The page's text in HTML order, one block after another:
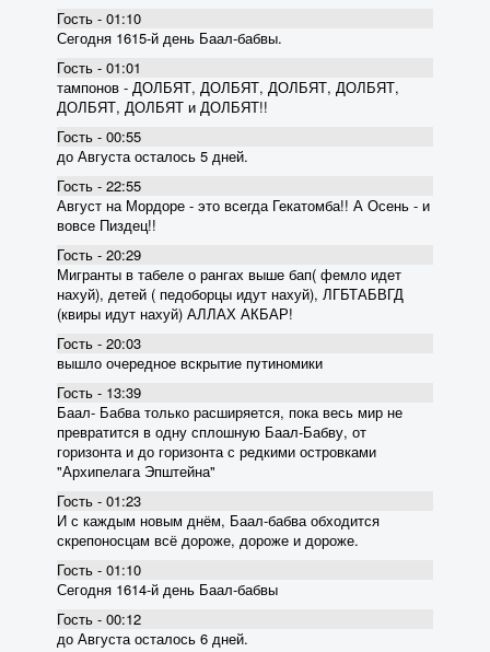
Гость - 01:10
Сегодня 1615-й день Баал-бабвы.
Гость - 01:01
тампонов - ДОЛБЯТ, ДОЛБЯТ, ДОЛБЯТ, ДОЛБЯТ,
ДОЛБЯТ, ДОЛБЯТ и ДОЛБЯТ!!
Гость - 00:55
до Августа осталось 5 дней.
Гость - 22:55
Август на Мордоре - это всегда Гекатомба!! А Осень - и
вовсе Пиздец!!
Гость - 20:29
Мигранты в табеле о рангах выше бап( фемло идет
нахуй), детей ( педоборцы идут нахуй), ЛГБТАБВГД
(квиры идут нахуй) АЛЛАХ АКБАР!
Гость - 20:03
вышло очередное вскрытие пyтиномики
Гость - 13:39
Баал- Бабва только расширяется, пока весь мир не
превратится в одну сплошную Баал-Бабву, от
горизонта и до горизонта с редкими островками
"Архипелага Эпштейна"
Гость - 01:23
И с каждым новым днём, Баал-бабва обходится
скрепоносцам всё дороже, дороже и дороже.
Гость - 01:10
Сегодня 1614-й день Баал-бабвы
Гость - 00:12
до Августа осталось 6 дней.